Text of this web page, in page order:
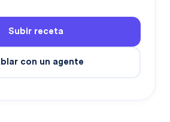
Subir receta
con un agente